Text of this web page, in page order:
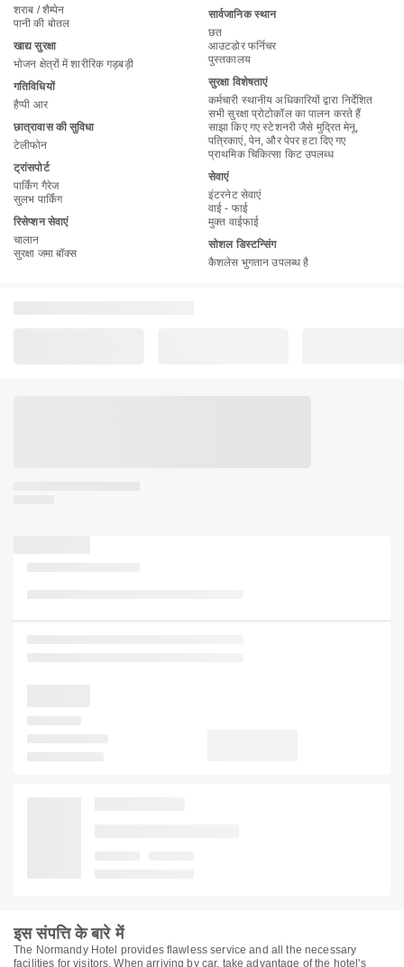
शराब / शैम्पेन
पानी की बोतल
खाद्य सुरक्षा
भोजन क्षेत्रों में शारीरिक गड़बड़ी
गतिविधियों
हैप्पी आर
छात्रावास की सुविधा
टेलीफोन
ट्रांसपोर्ट
पार्किंग गैरेज
सुलभ पार्किंग
रिसेप्शन सेवाएं
चालान
सुरक्षा जमा बॉक्स
सार्वजानिक स्थान
छत
आउटडोर फर्निचर
पुस्तकालय
सुरक्षा विशेषताएं
कर्मचारी स्थानीय अधिकारियों द्वारा निर्देशित
सभी सुरक्षा प्रोटोकॉल का पालन करते हैं
साझा किए गए स्टेशनरी जैसे मुद्रित मेनू,
पत्रिकाएं, पेन, और पेपर हटा दिए गए
प्राथमिक चिकित्सा किट उपलब्ध
सेवाएं
इंटरनेट सेवाएं
वाई - फाई
मुक्त वाईफाई
सोशल डिस्टन्सिंग
कैशलेस भुगतान उपलब्ध है
इस संपत्ति के बारे में
The Normandy Hotel provides flawless service and all the necessary
facilities for visitors. When arriving by car, take advantage of the hotel's